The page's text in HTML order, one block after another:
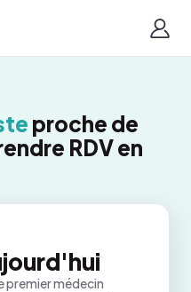
proche de
RDV en
premier médecin